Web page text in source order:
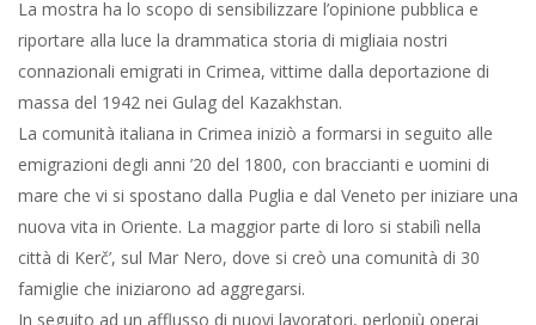
La mostra ha lo scopo di sensibilizzare l’opinione pubblica e
riportare alla luce la drammatica storia di migliaia nostri
connazionali emigrati in Crimea, vittime dalla deportazione di
massa del 1942 nei Gulag del Kazakhstan.
La comunità italiana in Crimea iniziò a formarsi in seguito alle
emigrazioni degli anni ’20 del 1800, con braccianti e uomini di
mare che vi si spostano dalla Puglia e dal Veneto per iniziare una
nuova vita in Oriente. La maggior parte di loro si stabilì nella
città di Kerč’, sul Mar Nero, dove si creò una comunità di 30
famiglie che iniziarono ad aggregarsi.
In seguito ad un afflusso di nuovi lavoratori, perlopiù operai